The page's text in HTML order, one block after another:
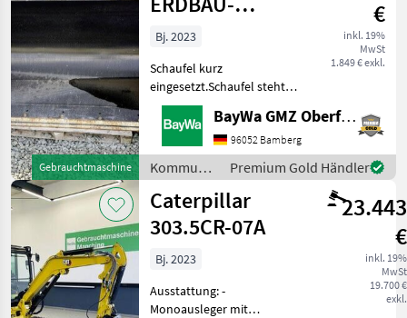
Gebrauchtmaschine
SCHAUFEL 1,1
M³, 2.060
€
inkl. 19%
MwSt
1.849 € exkl.
Bj. 2023
Schaufel kurz
eingesetzt.Schaufel steht
am Standort Neuensalz.
Kommunalgeräte Sonstige
Kommunalgeräte
BayWa GMZ Oberfranken
96052 Bamberg
Kommunalgeräte
/
Caterpillar
Premium Gold Händler
Caterpillar
303.5CR-07A
23.443
€
inkl. 19%
MwSt
19.700 €
exkl.
Bj. 2023
Ausstattung: -
Monoausleger mit